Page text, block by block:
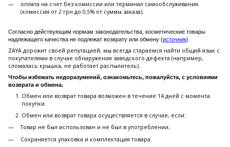
оплата на счет без комиссии или терминал самообслуживания
(комиссия от 2 грн до 0,5% от суммы заказа).
Согласно действующим нормам законодательства, косметические товары
надлежащего качества не подлежат возврату или обмену (источник)
ZAYA дорожит своей репутацией, мы всегда стараемся найти общий язык с
покупателями в случае обнаружения заводского дефекта (например,
сломалась крышка, не работает распылитель).
Чтобы избежать недоразумений, ознакомьтесь, пожалуйста, с условиями
возврата и обмена.
Обмен или возврат товара возможен в течение 14 дней с момента
покупки.
Обмен или возврат товара осуществляется в случае, если:
Товар не был использован и не был в употреблении;
Сохраняется упаковка и комплектация товара.